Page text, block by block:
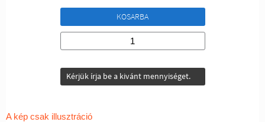
KOSARBA
Kérjük írja be a kivánt mennyiséget.
A kép csak illusztráció